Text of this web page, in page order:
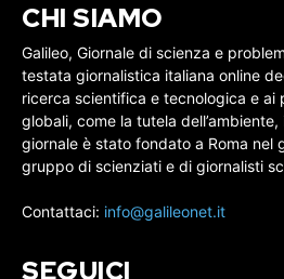
CHI SIAMO
Galileo, Giornale di scienza e
testata giornalistica italiana online
ricerca scientifica e tecnologica e ai
globali, come la tutela
giornale è stato fondato a Roma nel
gruppo di scienziati e di giornalisti
Contattaci: info@galileonet.it
SEGUICI